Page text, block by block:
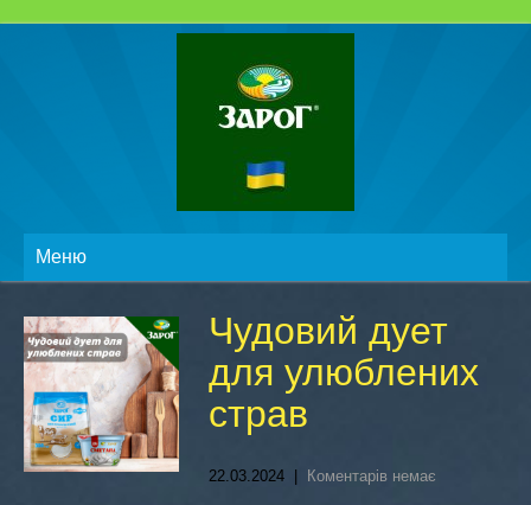
Меню
Чудовий дует
для улюблених
страв
22.03.2024 Коментарів немає